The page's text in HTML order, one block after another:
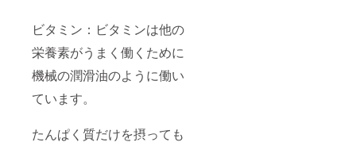
ビタミン：ビタミンは他の
栄養素がうまく働くために
機械の潤滑油のように働い
ています。
たんぱく質だけを摂っても